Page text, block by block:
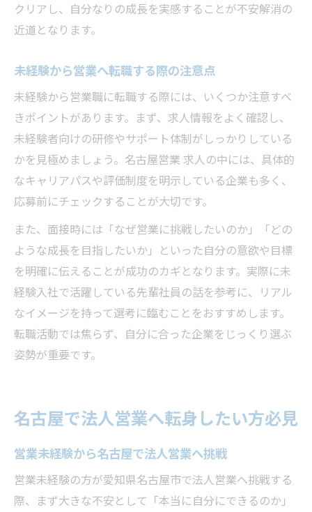
クリアし、自分なりの成長を実感することが不安解消の
近道となります。
未経験から営業へ転職する際の注意点
未経験から営業職に転職する際には、いくつか注意すべ
きポイントがあります。まず、求人情報をよく確認し、
未経験者向けの研修やサポート体制がしっかりしている
かを見極めましょう。名古屋営業 求人の中には、具体的
なキャリアパスや評価制度を明示している企業も多く、
応募前にチェックすることが大切です。
また、面接時には「なぜ営業に挑戦したいのか」「どの
ような成長を目指したいか」といった自分の意欲や目標
を明確に伝えることが成功のカギとなります。実際に未
経験入社で活躍している先輩社員の話を参考に、リアル
なイメージを持って選考に臨むことをおすすめします。
転職活動では焦らず、自分に合った企業をじっくり選ぶ
姿勢が重要です。
名古屋で法人営業へ転身したい方必見
営業未経験から名古屋で法人営業へ挑戦
営業未経験の方が愛知県名古屋市で法人営業へ挑戦する
際、まず大きな不安として「本当に自分にできるのか」